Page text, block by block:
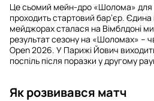
Це сьомий мейн-дро «Шолома» для
проходить стартовий бар’єр.
мейджорах сталася на Вімблдоні
результат сезону на «Шоломах» –
Open 2026. У Парижі Йович
поспіль після поразки у другому
Як розвивався матч